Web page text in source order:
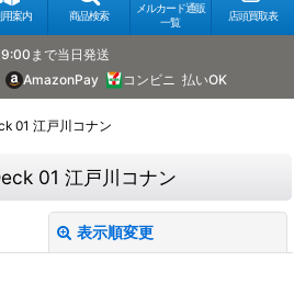
用案内 商品検索
メルカード通販
一覧
店頭買取表
まで当日発送
AmazonPay コンビニ 払いOK
01 江戸川コナン
01 江戸川コナン
表示順変更